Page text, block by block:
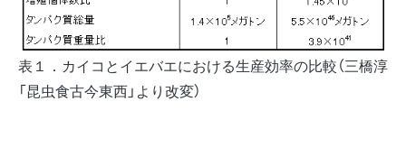
表１．カイコとイエバエにおける生産効率の比較（三橋淳
「昆虫食古今東西」より改変）